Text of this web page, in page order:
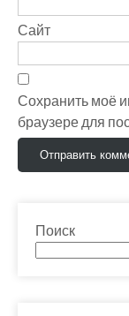
Сайт
Сохранить моё
браузере для
Поиск